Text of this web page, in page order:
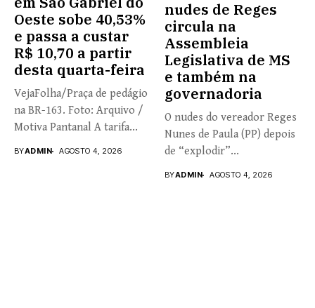
Oeste sobe 40,53%
e passa a custar
R$ 10,70 a partir
desta quarta-feira
VejaFolha/Praça de pedágio
na BR-163. Foto: Arquivo /
Motiva Pantanal A tarifa...
BYADMIN AGOSTO 4, 2026
nudes de Reges
circula na
Assembleia
Legislativa de MS
e também na
governadoria
O nudes do vereador Reges
Nunes de Paula (PP) depois
de “explodir”...
BYADMIN AGOSTO 4, 2026